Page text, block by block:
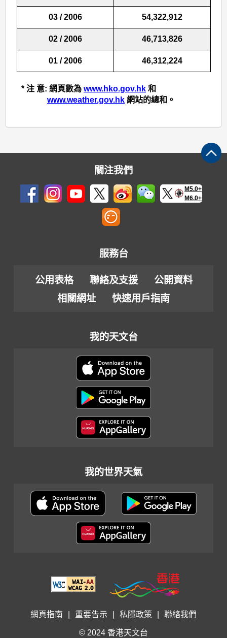
03 / 2006 54,322,912
02 / 2006 46,713,826
01 / 2006 46,312,224
* 注 意: 網頁數為 www.hko.gov.hk 和
www.weather.gov.hk 網站的總和。
關注我們
M5.0+
M6.0+
服務台
公用表格 聯絡及支援
公開資料
相關網址
快速用戶指南
我的天文台
我的世界天氣
網頁指南 重要告示 私隱政策 聯絡我們
© 2024 香港天文台